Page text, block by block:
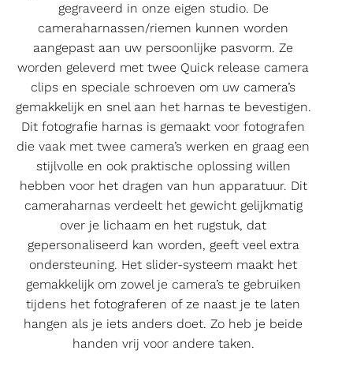
gegraveerd in onze eigen studio. De
cameraharnassen/riemen kunnen worden
aangepast aan uw persoonlijke pasvorm. Ze
worden geleverd met twee Quick release camera
clips en speciale schroeven om uw camera’s
gemakkelijk en snel aan het harnas te bevestigen.
Dit fotografie harnas is gemaakt voor fotografen
die vaak met twee camera’s werken en graag een
stijlvolle en ook praktische oplossing willen
hebben voor het dragen van hun apparatuur. Dit
cameraharnas verdeelt het gewicht gelijkmatig
over je lichaam en het rugstuk, dat
gepersonaliseerd kan worden, geeft veel extra
ondersteuning. Het slider-systeem maakt het
gemakkelijk om zowel je camera’s te gebruiken
tijdens het fotograferen of ze naast je te laten
hangen als je iets anders doet. Zo heb je beide
handen vrij voor andere taken.